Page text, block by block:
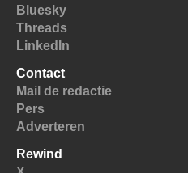
Bluesky
Threads
LinkedIn
Contact
Mail de redactie
Pers
Adverteren
Rewind